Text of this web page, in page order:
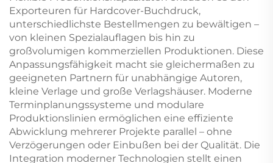
Exporteuren für Hardcover-Buchdruck,
unterschiedlichste Bestellmengen zu bewältigen –
von kleinen Spezialauflagen bis hin zu
großvolumigen kommerziellen Produktionen. Diese
Anpassungsfähigkeit macht sie gleichermaßen zu
geeigneten Partnern für unabhängige Autoren,
kleine Verlage und große Verlagshäuser. Moderne
Terminplanungssysteme und modulare
Produktionslinien ermöglichen eine effiziente
Abwicklung mehrerer Projekte parallel – ohne
Verzögerungen oder Einbußen bei der Qualität. Die
Integration moderner Technologien stellt einen